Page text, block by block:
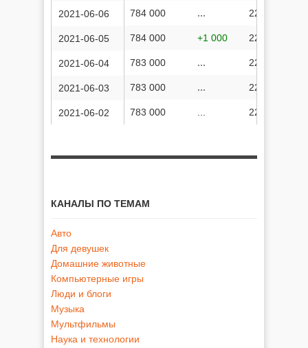
784 000 ... 222 356 253
784 000 +1 000 222 280 029
783 000 ... 222 192 462
783 000 ... 222 035 497
783 000 ... 222 035 497
2021-06-06
2021-06-05
2021-06-04
2021-06-03
2021-06-02
КАНАЛЫ ПО ТЕМАМ
Авто
Для девушек
Домашние животные
Компьютерные игры
Люди и блоги
Музыка
Мультфильмы
Наука и технологии